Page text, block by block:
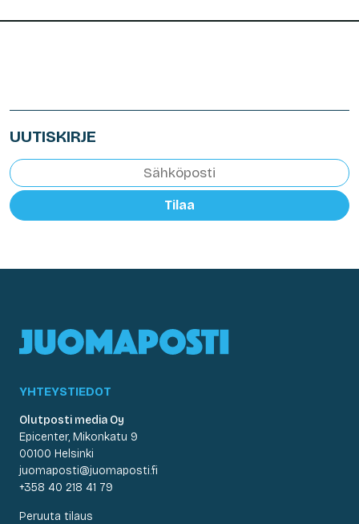
UUTISKIRJE
Tilaa
YHTEYSTIEDOT
Olutposti media Oy
Epicenter, Mikonkatu 9
00100 Helsinki
juomaposti@juomaposti.fi
+358 40 218 41 79
Peruuta tilaus